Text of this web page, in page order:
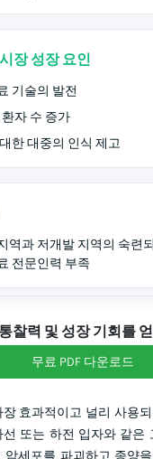
장 성장 요인
기술의 발전
자 수 증가
한 대중의 인식 제고
역과 저개발 지역의 숙련
전문인력 부족
찰력 및 성장 기회를
무료 PDF 다운로드
효과적이고 널리 사용
선 또는 하전 입자와 같은
암세포를 파괴하고 종양